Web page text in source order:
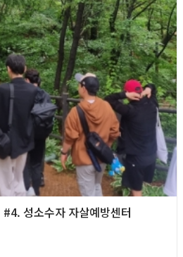
성소수자 자살예방센터